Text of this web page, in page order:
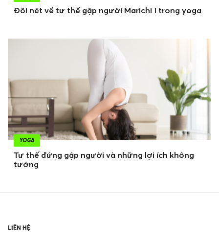
Đôi nét về tư thế gập người Marichi I trong yoga
YOGA
Tư thế đứng gập người và những lợi ích không
tưởng
LIÊN HỆ